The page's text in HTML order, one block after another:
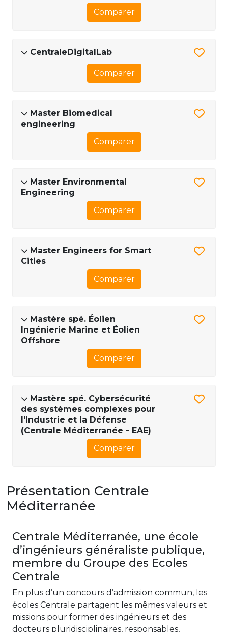
Comparer
CentraleDigitalLab
Comparer
Master Biomedical
engineering
Comparer
Master Environmental
Engineering
Comparer
Master Engineers for Smart
Cities
Comparer
Mastère spé. Éolien
Ingénierie Marine et Éolien
Offshore
Comparer
Mastère spé. Cybersécurité
des systèmes complexes pour
l'Industrie et la Défense
(Centrale Méditerranée - EAE)
Comparer
Présentation Centrale
Méditerranée
Centrale Méditerranée, une école
d’ingénieurs généraliste publique,
membre du Groupe des Ecoles
Centrale
En plus d’un concours d’admission commun, les
écoles Centrale partagent les mêmes valeurs et
missions pour former des ingénieurs et des
docteurs pluridisciplinaires, responsables,